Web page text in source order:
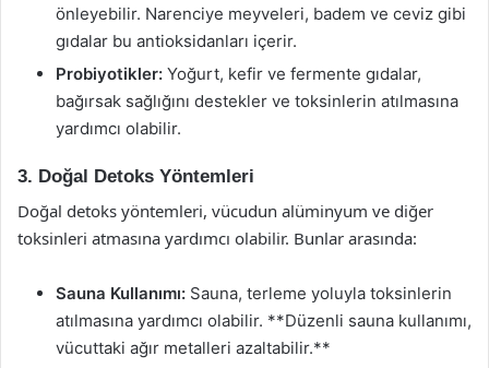
önleyebilir. Narenciye meyveleri, badem ve ceviz gibi
gıdalar bu antioksidanları içerir.
Probiyotikler: Yoğurt, kefir ve fermente gıdalar,
bağırsak sağlığını destekler ve toksinlerin atılmasına
yardımcı olabilir.
3. Doğal Detoks Yöntemleri
Doğal detoks yöntemleri, vücudun alüminyum ve diğer
toksinleri atmasına yardımcı olabilir. Bunlar arasında:
Sauna Kullanımı: Sauna, terleme yoluyla toksinlerin
atılmasına yardımcı olabilir. **Düzenli sauna kullanımı,
vücuttaki ağır metalleri azaltabilir.**